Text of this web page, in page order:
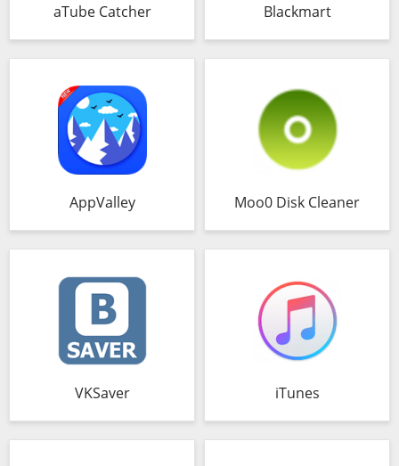
aTube Catcher Blackmart
AppValley Moo0 Disk Cleaner
VKSaver iTunes